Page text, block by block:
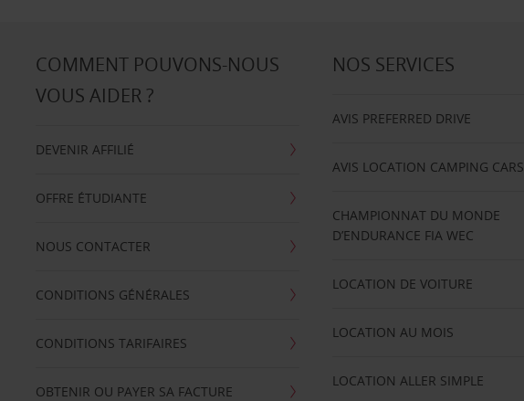
COMMENT POUVONS-NOUS
VOUS AIDER ?
DEVENIR AFFILIÉ
OFFRE ÉTUDIANTE
NOUS CONTACTER
CONDITIONS GÉNÉRALES
CONDITIONS TARIFAIRES
OBTENIR OU PAYER SA FACTURE
NOS SERVICES
AVIS PREFERRED DRIVE
AVIS LOCATION CAMPING CARS
CHAMPIONNAT DU MONDE
D’ENDURANCE FIA WEC
LOCATION DE VOITURE
LOCATION AU MOIS
LOCATION ALLER SIMPLE